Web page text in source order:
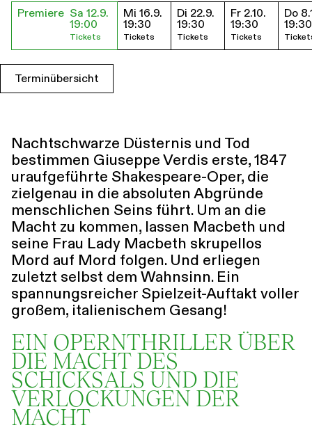
Führungen Jobs Kontakt
Termine & Tickets
Premiere Sa 12.9.
19:00
Tickets
Mi 16.9.
19:30
Tickets
Di 22.9.
19:30
Tickets
Fr 2.10.
19:30
Tickets
Do
19:30
Terminübersicht
Nachtschwarze Düsternis und Tod
bestimmen Giuseppe Verdis erste, 1847
uraufgeführte Shakespeare-Oper, die
zielgenau in die absoluten Abgründe
menschlichen Seins führt. Um an die
Macht zu kommen, lassen Macbeth und
seine Frau Lady Macbeth skrupellos
Mord auf Mord folgen. Und erliegen
zuletzt selbst dem Wahnsinn. Ein
spannungs­reicher Spielzeit-Auftakt voller
großem, italienischem Gesang!
EIN OPERNTHRILLER ÜBER
DIE MACHT DES
SCHICKSALS UND DIE
VERLOCKUNGEN DER
MACHT